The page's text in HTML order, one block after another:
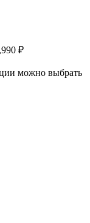
₽
можно выбрать